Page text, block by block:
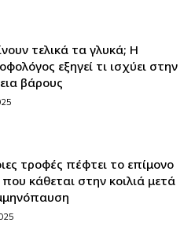
τελικά τα γλυκά; Η
εξηγεί τι ισχύει στην
βάρους
τροφές πέφτει το επίμονο
κάθεται στην κοιλιά μετά